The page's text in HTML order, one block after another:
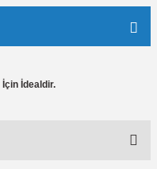
İdealdir.